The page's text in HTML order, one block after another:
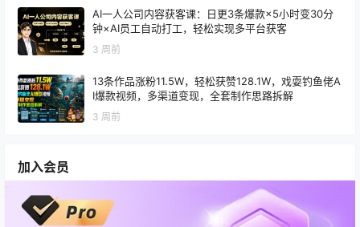
AI一人公司内容获客课：日更3条爆款×5小时变30分
钟×AI员工自动打工，轻松实现多平台获客
3 周前
13条作品涨粉11.5W，轻松获赞128.1W，戏耍钓鱼佬A
I爆款视频，多渠道变现，全套制作思路拆解
3 周前
加入会员